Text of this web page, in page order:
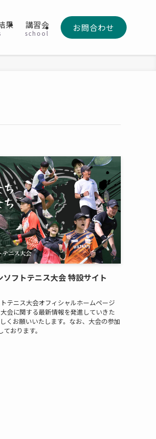
果 講習会
school お問合わせ
フトテニス大会 特設サイト
テニス大会オフィシャルホームページ
会に関する最新情報を発進していきた
くお願いいたします。なお、大会の参加
おります。